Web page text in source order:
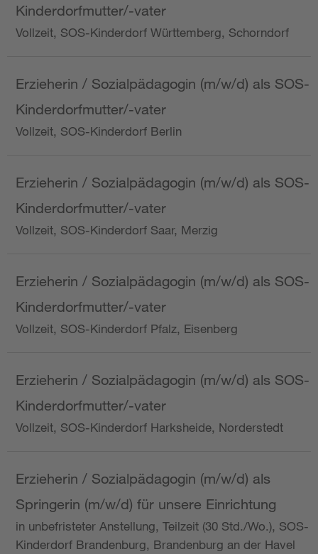
Kinderdorfmutter/-vater
Vollzeit, SOS-Kinderdorf Württemberg, Schorndorf
Erzieherin / Sozialpädagogin (m/w/d) als SOS-
Kinderdorfmutter/-vater
Vollzeit, SOS-Kinderdorf Berlin
Erzieherin / Sozialpädagogin (m/w/d) als SOS-
Kinderdorfmutter/-vater
Vollzeit, SOS-Kinderdorf Saar, Merzig
Erzieherin / Sozialpädagogin (m/w/d) als SOS-
Kinderdorfmutter/-vater
Vollzeit, SOS-Kinderdorf Pfalz, Eisenberg
Erzieherin / Sozialpädagogin (m/w/d) als SOS-
Kinderdorfmutter/-vater
Vollzeit, SOS-Kinderdorf Harksheide, Norderstedt
Erzieherin / Sozialpädagogin (m/w/d) als
Springerin (m/w/d) für unsere Einrichtung
in unbefristeter Anstellung, Teilzeit (30 Std./Wo.), SOS-
Kinderdorf Brandenburg, Brandenburg an der Havel